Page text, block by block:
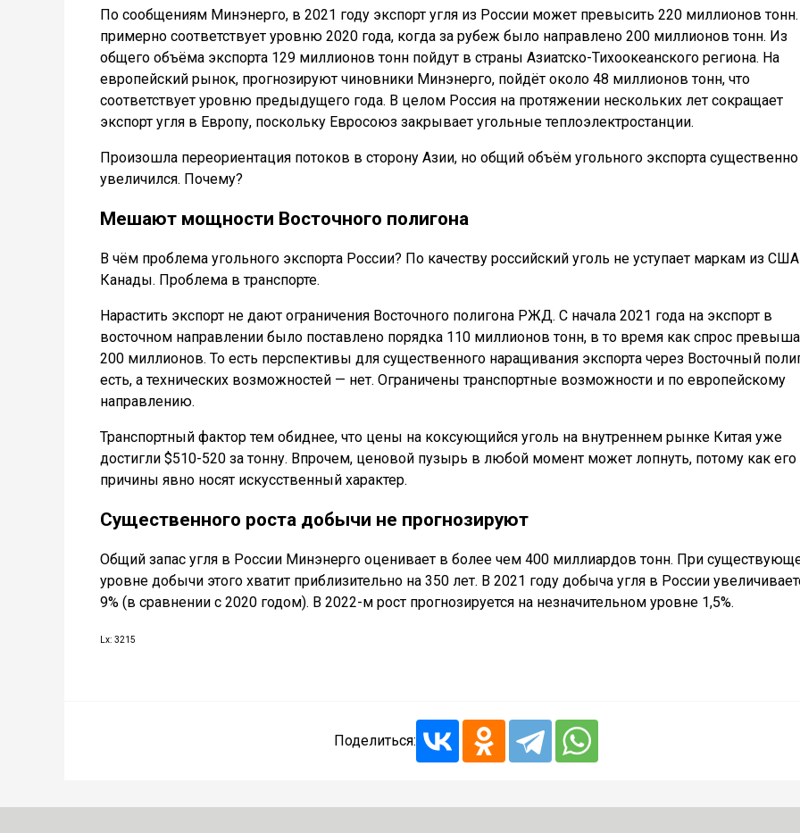
По сообщениям Минэнерго, в 2021 году экспорт угля из России может превысить 220 миллионов
примерно соответствует уровню 2020 года, когда за рубеж было направлено 200 миллионов тонн. Из
общего объёма экспорта 129 миллионов тонн пойдут в страны Азиатско-Тихоокеанского региона. На
европейский рынок, прогнозируют чиновники Минэнерго, пойдёт около 48 миллионов тонн, что
соответствует уровню предыдущего года. В целом Россия на протяжении нескольких лет сокращает
экспорт угля в Европу, поскольку Евросоюз закрывает угольные теплоэлектростанции.
Произошла переориентация потоков в сторону Азии, но общий объём угольного экспорта
увеличился. Почему?
Мешают мощности Восточного полигона
В чём проблема угольного экспорта России? По качеству российский уголь не уступает маркам из
Канады. Проблема в транспорте.
Нарастить экспорт не дают ограничения Восточного полигона РЖД. С начала 2021 года на экспорт в
восточном направлении было поставлено порядка 110 миллионов тонн, в то время как спрос
200 миллионов. То есть перспективы для существенного наращивания экспорта через Восточный
есть, а технических возможностей — нет. Ограничены транспортные возможности и по европейскому
направлению.
Транспортный фактор тем обиднее, что цены на коксующийся уголь на внутреннем рынке Китая уже
достигли $510-520 за тонну. Впрочем, ценовой пузырь в любой момент может лопнуть, потому как его
причины явно носят искусственный характер.
Существенного роста добычи не прогнозируют
Общий запас угля в России Минэнерго оценивает в более чем 400 миллиардов тонн. При
уровне добычи этого хватит приблизительно на 350 лет. В 2021 году добыча угля в России
9% (в сравнении с 2020 годом). В 2022-м рост прогнозируется на незначительном уровне 1,5%.
Lx: 3215
Поделиться: